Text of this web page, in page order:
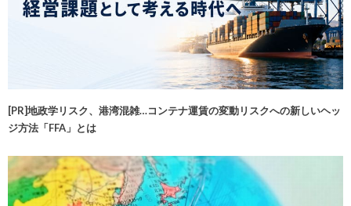
[PR]地政学リスク、港湾混雑…コンテナ運賃の変動リスクへの新しいヘッ
ジ方法「FFA」とは